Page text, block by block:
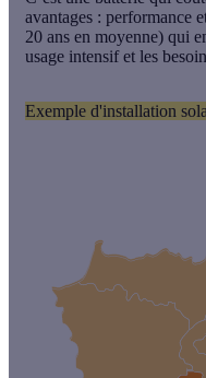
avantages : performance
20 ans en moyenne) qui
usage intensif et les
Exemple d'installation